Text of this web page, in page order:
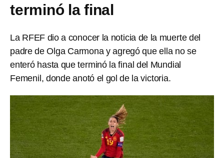
terminó la final
La RFEF dio a conocer la noticia de la muerte del
padre de Olga Carmona y agregó que ella no se
enteró hasta que terminó la final del Mundial
Femenil, donde anotó el gol de la victoria.